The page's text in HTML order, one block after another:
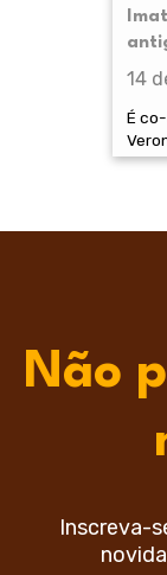
14
É
Não
Inscreva-